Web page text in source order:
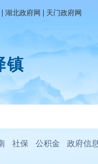
| 湖北政府网 | 天门政府网
镇
社保 公积金 政府信